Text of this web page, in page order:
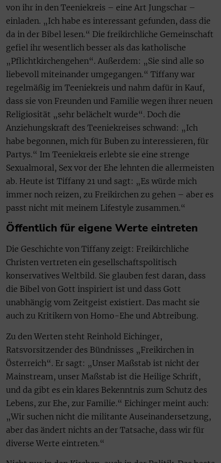
von ihr in den Teeniekreis – eine Art Jungschar –
einladen. „Ich habe es interessant gefunden, dass die
da in der Bibel lesen.“ Die freikirchliche Gemeinschaft
gefiel ihr wesentlich besser als das katholische
„Pflichtkirchengehen“. Außerdem: „Sie sind alle so
liebevoll miteinander umgegangen.“ Tiffany war
regelmäßig im Teeniekreis und nahm dafür in Kauf,
dass sie von Freunden und Familie wegen ihrer neuen
Religiosität „sehr belächelt wurde“. Doch die
Anziehungskraft des Teeniekreises schwand: „Ich
habe begonnen, mich für Buben zu interessieren, für
Partys.“ Im Teeniekreis erlebte sie eine strenge
Sexualmoral, Sex vor der Ehe lehnten die allermeisten
ab. Heute ist Tiffany 21 und sagt: „Es würde mich
immer noch reizen, zu Freikirchen zu gehen – aber es
passt nicht mit meinem Lifestyle zusammen.“
Öffentlich für eigene Werte eintreten
Die Geschichte von Tiffany zeigt: Freikirchliche
Christen vertreten ein gesellschaftspolitisch
konservatives Weltbild. Sie glauben fest daran, dass
die Bibel von Gott inspiriert ist und dass Gott
unabhängig vom Zeitgeist existiert. Das macht sie
auch zu Kritikern von Homo-Ehe und Abtreibung.
Zu den Werten steht Reinhold Eichinger,
Ratsvorsitzender des Bündnisses „Freikirchen in
Österreich“. Er sagt: „Unser Maßstab ist nicht der
Mainstream, unser Maßstab ist die Heilige Schrift,
und da gibt es ein klares Bekenntnis zum Schutz des
Lebens, zur Ehe, zur Familie.“ Eichinger meint auch:
„Wir suchen nicht die militante Auseinandersetzung,
aber das ändert nichts an der Tatsache, dass wir für
diverse Werte eintreten.“